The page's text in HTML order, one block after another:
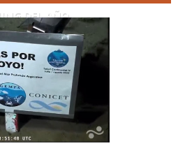
DEL AÑO